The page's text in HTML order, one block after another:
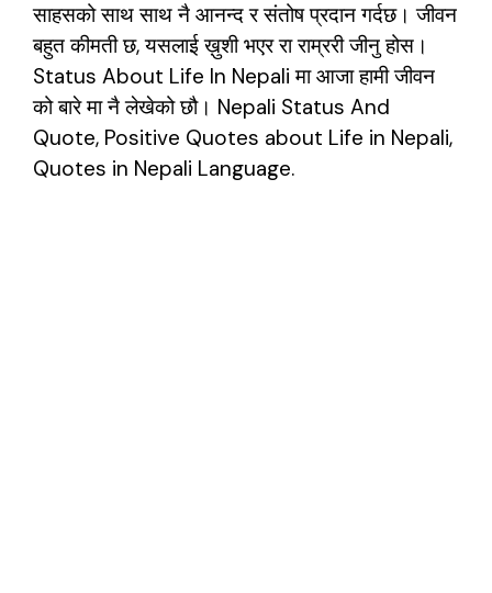
साहसको साथ साथ नै आनन्द र संतोष प्रदान गर्दछ। जीवन
बहुत कीमती छ, यसलाई ख़ुशी भएर रा राम्ररी जीनु होस।
Status About Life In Nepali मा आजा हामी जीवन
को बारे मा नैलेखेकोछौ। Nepali Status And
Quote, Positive Quotes about Life in Nepali,
Quotes in Nepali Language.